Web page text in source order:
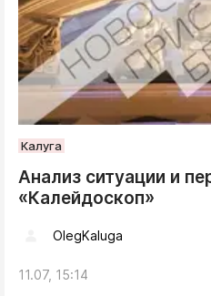
Калуга
Анализ ситуации и
«Калейдоскоп»
OlegKaluga
11.07, 15:14